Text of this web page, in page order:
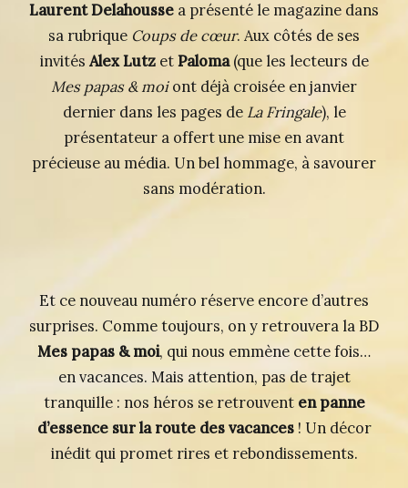
Laurent Delahousse a présenté le magazine dans
sa rubrique Coups de cœur. Aux côtés de ses
invités Alex Lutzet Paloma(que les lecteurs de
Mes papas & moiont déjà croisée en janvier
dernier dans les pages de La Fringale), le
présentateur a offert une mise en avant
précieuse au média. Un bel hommage, à savourer
sans modération.
Et ce nouveau numéro réserve encore d’autres
surprises. Comme toujours, on y retrouvera la BD
Mes papas & moi, qui nous emmène cette fois…
en vacances. Mais attention, pas de trajet
tranquille : nos héros se retrouvent en panne
d’essence sur la route des vacances! Un décor
inédit qui promet rires et rebondissements.